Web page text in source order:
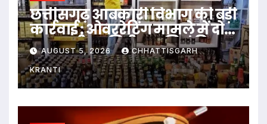
छत्तीसगढ़ आबकारी विभाग की बड़ी
कार्रवाई : ओवररेटिंग मामले में दो
आबकारी उप निरीक्षक निलंबित
AUGUST 5, 2026 CHHATTISGARH
KRANTI